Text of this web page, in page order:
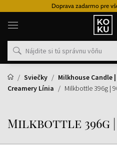
Doprava zadarmo pre
Originálne
parfémy
hodinky
na
mieste
Sviečky
Milkhouse Candle
Creamery Línia
Milkbottle 396g |
Milkbottle 396g |